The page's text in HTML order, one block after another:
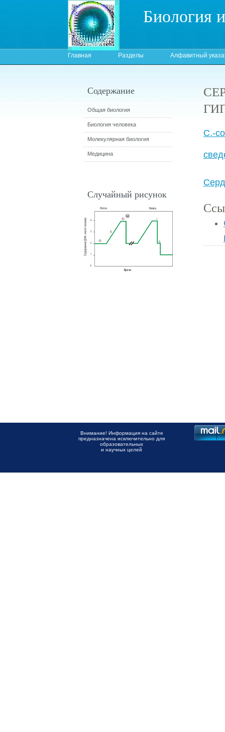
Биология
Главная Разделы Алфавитный
С.-
Содержание
Общая биология
Биология человека
Молекулярная биология
Медицина
Случайный рисунок
Внимание! Информация на сайте
предназначена исключительно для
образовательных
и научных целей